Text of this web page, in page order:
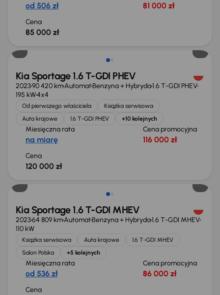
od 506 zł 81 000 zł
Cena
85 000 zł
Możliwość odliczenia VAT
Kia Sportage 1.6 T-GDI PHEV
202390 420 kmAutomatBenzyna + Hybryda1.6 T-GDI PHEV
195 kW4x4
Od pierwszego właściciela
Książka serwisowa
Auta krajowe
1.6 T-GDI PHEV +10 kolejnych
Miesięczna rata
na miarę
Cena promocyjna
116 000 zł
Cena
120 000 zł
Kia Sportage 1.6 T-GDI MHEV
202364 809 kmAutomatBenzyna + Hybryda1.6 T-GDI MHEV
110 kW
Książka serwisowa Auta krajowe
1.6 T-GDI MHEV
Salon Polska
+5 kolejnych
Miesięczna rata
od 536 zł
Cena promocyjna
86 000 zł
Cena